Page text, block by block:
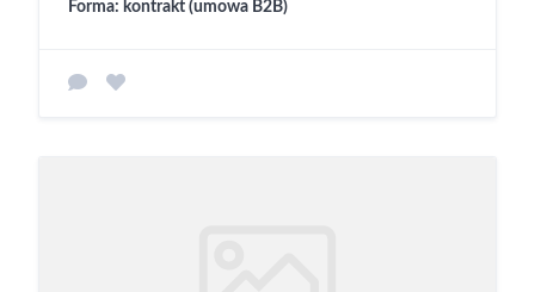
Forma: kontrakt (umowa B2B)